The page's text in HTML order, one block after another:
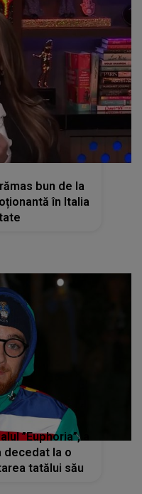
bun de la
în Italia
”Euphoria”, a
decedat la o
tatălui său